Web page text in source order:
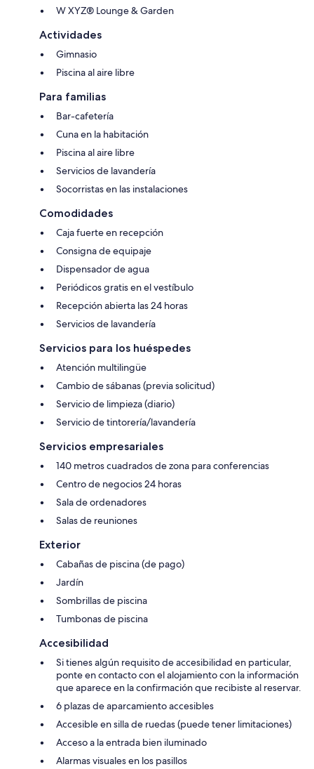
W XYZ® Lounge & Garden
Actividades
Gimnasio
Piscina al aire libre
Para familias
Bar-cafetería
Cuna en la habitación
Piscina al aire libre
Servicios de lavandería
Socorristas en las instalaciones
Comodidades
Caja fuerte en recepción
Consigna de equipaje
Dispensador de agua
Periódicos gratis en el vestíbulo
Recepción abierta las 24 horas
Servicios de lavandería
Servicios para los huéspedes
Atención multilingüe
Cambio de sábanas (previa solicitud)
Servicio de limpieza (diario)
Servicio de tintorería/lavandería
Servicios empresariales
140 metros cuadrados de zona para conferencias
Centro de negocios 24 horas
Sala de ordenadores
Salas de reuniones
Exterior
Cabañas de piscina (de pago)
Jardín
Sombrillas de piscina
Tumbonas de piscina
Accesibilidad
Si tienes algún requisito de accesibilidad en particular,
ponte en contacto con el alojamiento con la información
que aparece en la confirmación que recibiste al reservar.
6 plazas de aparcamiento accesibles
Accesible en silla de ruedas (puede tener limitaciones)
Acceso a la entrada bien iluminado
Alarmas visuales en los pasillos